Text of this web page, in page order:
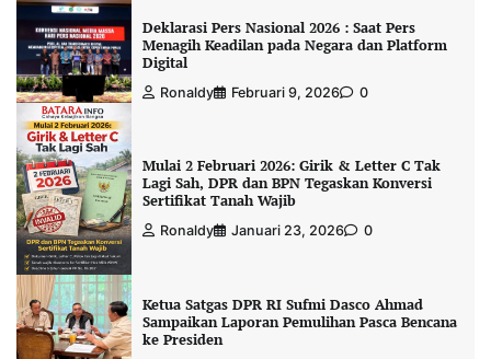
Deklarasi Pers Nasional 2026 : Saat Pers
Menagih Keadilan pada Negara dan Platform
Digital
Ronaldy Februari 9, 2026 0
Mulai 2 Februari 2026: Girik & Letter C Tak
Lagi Sah, DPR dan BPN Tegaskan Konversi
Sertifikat Tanah Wajib
Ronaldy Januari 23, 2026 0
Ketua Satgas DPR RI Sufmi Dasco Ahmad
Sampaikan Laporan Pemulihan Pasca Bencana
ke Presiden